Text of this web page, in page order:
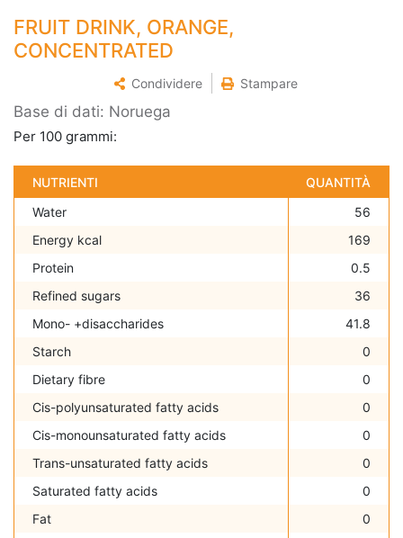
FRUIT DRINK, ORANGE,
CONCENTRATED
Condividere Stampare
Base di dati: Noruega
Per 100 grammi:
NUTRIENTI
QUANTITÀ
Water
56
Energy kcal
169
Protein
0.5
Refined sugars
36
Mono- +disaccharides
41.8
Starch
0
Dietary fibre
0
Cis-polyunsaturated fatty acids
0
Cis-monounsaturated fatty acids
0
Trans-unsaturated fatty acids
0
Saturated fatty acids
0
Fat
0